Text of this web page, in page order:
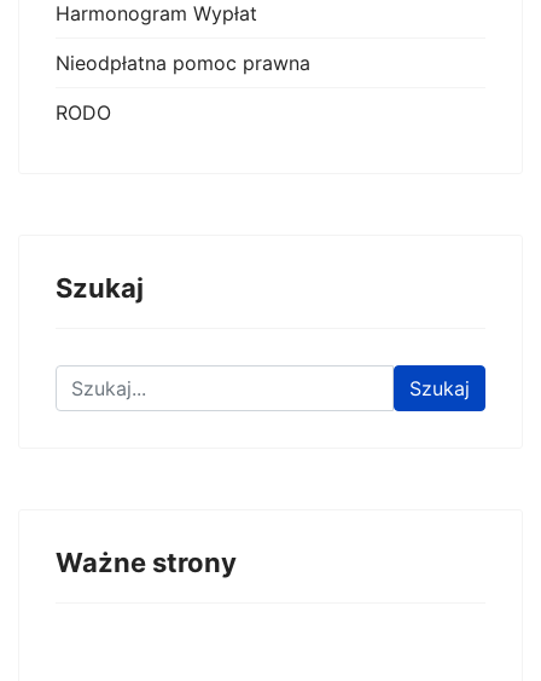
Harmonogram Wypłat
Nieodpłatna pomoc prawna
RODO
Szukaj
Znajdź na stronie Szukaj
Ważne strony